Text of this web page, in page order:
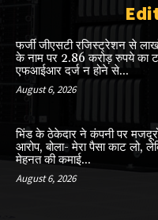
फर्जी जीएसटी रजिस्ट्रेशन से लाखों
के नाम पर 2.86 करोड़ रुपये का
एफआईआर दर्ज न होने से...
August 6, 2026
भिंड के ठेकेदार ने कंपनी पर
आरोप, बोला- मेरा पैसा काट लो,
मेहनत की कमाई...
August 6, 2026